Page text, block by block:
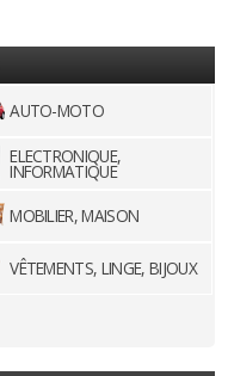
AUTO-MOTO
ELECTRONIQUE,
INFORMATIQUE
MOBILIER, MAISON
VÊTEMENTS, LINGE, BIJOUX